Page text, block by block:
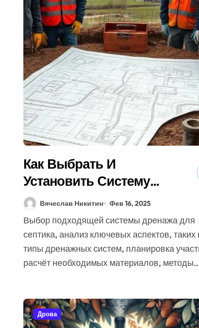
Как Выбрать И
Установить Систему
Дренажа Для Септика (5
Советов Эксперта)
Вячеслав Никитин Фев 16, 2025
Выбор подходящей системы дренажа для
септика, анализ ключевых аспектов, таких
типы дренажных систем, планировка
расчёт необходимых материалов,
Дрова